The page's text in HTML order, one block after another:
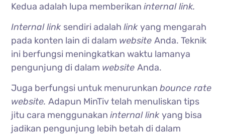
Kedua adalah lupa memberikaninternal link.
Internal link sendiri adalahlinkyang mengarah
pada konten lain di dalam websiteAnda. Teknik
ini berfungsi meningkatkan waktu lamanya
pengunjung di dalam websiteAnda.
Juga berfungsi untuk menurunkanbounce rate
website.Adapun MinTiv telah menuliskan tips
jitu cara menggunakaninternal linkyang bisa
jadikan pengunjung lebih betah di dalam